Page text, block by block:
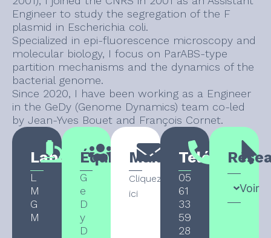
Laboratoire
L
M
G
M
Équipe
G
e
D
y
D
Mail
Cliquez
ici
Téléphone
05
61
33
59
28
Voir
Engineer to study the segregation of the F
plasmid in Escherichia coli.
Specialized in epi-fluorescence microscopy and
molecular biology, I focus on ParABS-type
partition mechanisms and the dynamics of the
bacterial genome.
Since 2020, I have been working as a Engineer
in the GeDy (Genome Dynamics) team co-led
by Jean-Yves Bouet and François Cornet.